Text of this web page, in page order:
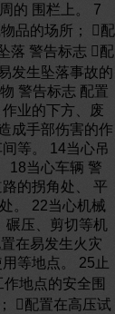
的 围栏上。 7
品的场所； 配
落 警告标志 配
发生坠落事故的
警告标志 配置
业的下方、废
成手部伤害的作
等。 14当心吊
18当心车辆 警
的拐角处、 平
。 22当心机械
碾压、剪切等机
在易发生火灾
等地点。 25止
地点的安全围
配置在高压试